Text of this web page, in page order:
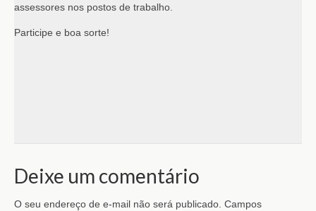
assessores nos postos de trabalho.
Participe e boa sorte!
Deixe um comentário
O seu endereço de e-mail não será publicado. Campos